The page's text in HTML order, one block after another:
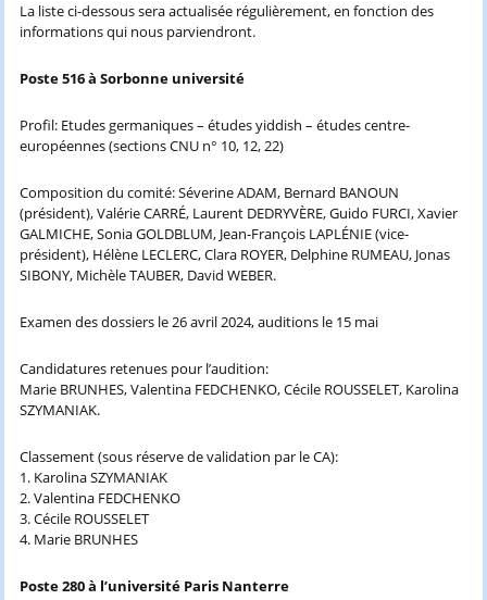
La liste ci-dessous sera actualisée régulièrement, en fonction des
informations qui nous parviendront.
Poste 516 à Sorbonne université
Profil: Etudes germaniques – études yiddish – études centre-
européennes (sections CNU n° 10, 12, 22)
Composition du comité: Séverine ADAM, Bernard BANOUN
(président), Valérie CARRÉ, Laurent DEDRYVÈRE, Guido FURCI, Xavier
GALMICHE, Sonia GOLDBLUM, Jean-François LAPLÉNIE (vice-
président), Hélène LECLERC, Clara ROYER, Delphine RUMEAU, Jonas
SIBONY, Michèle TAUBER, David WEBER.
Examen des dossiers le 26 avril 2024, auditions le 15 mai
Candidatures retenues pour l’audition:
Marie BRUNHES, Valentina FEDCHENKO, Cécile ROUSSELET, Karolina
SZYMANIAK.
Classement (sous réserve de validation par le CA):
1. Karolina SZYMANIAK
2. Valentina FEDCHENKO
3. Cécile ROUSSELET
4. Marie BRUNHES
Poste 280 à l’université Paris Nanterre